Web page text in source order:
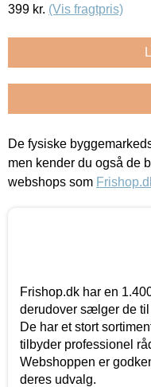
399 kr. (Vis fragtpris)
De fysiske
men kender du også de
webshops som
Frishop.dk har en
derudover sælger de
De har et stort
tilbyder professionel
Webshoppen er
deres udvalg.